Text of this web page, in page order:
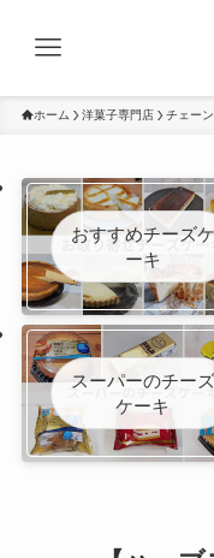
ホーム 洋菓子専門店 チェー
おすすめチーズケ
ーキ
スーパーのチーズ
ケーキ